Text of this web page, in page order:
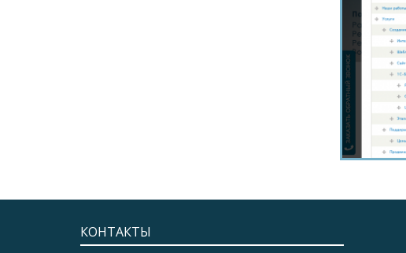
КОНТАКТЫ